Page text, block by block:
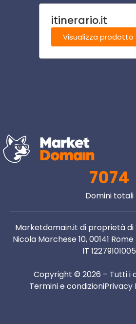
itinerario.it
Visualizza prodotto
7074
Domini totali
Marketdomain.it di proprietà di
Nicola Marchese 10, 00141
IT 12279101005
Copyright © 2026 – Tutti i
Termini e condizioniPrivacy